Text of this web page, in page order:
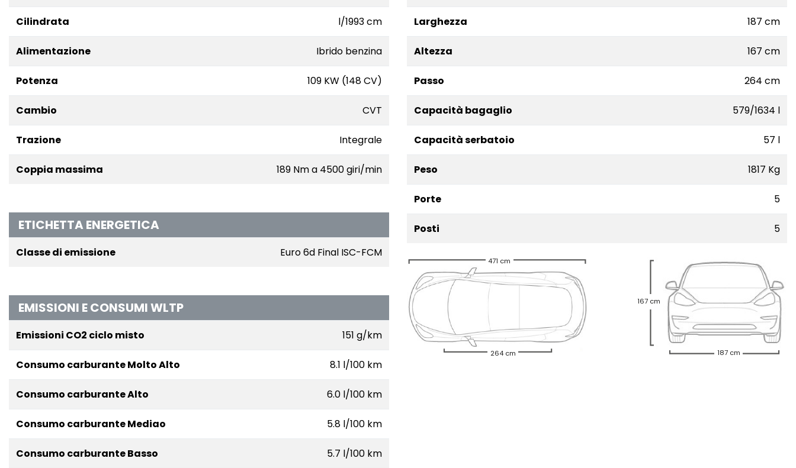
Cilindrata l/1993 cm
Alimentazione Ibrido benzina
Potenza 109 KW (148 CV)
Cambio CVT
Trazione Integrale
Coppia massima 189 Nm a 4500 giri/min
ETICHETTA ENERGETICA
Classe di emissione Euro 6d Final ISC-FCM
EMISSIONI E CONSUMI WLTP
Emissioni CO2 ciclo misto 151 g/km
Consumo carburante Molto Alto 8.1 l/100 km
Consumo carburante Alto 6.0 l/100 km
Consumo carburante Mediao 5.8 l/100 km
Consumo carburante Basso 5.7 l/100 km
Larghezza 187 cm
Altezza 167 cm
Passo 264 cm
Capacità bagaglio 579/1634 l
Capacità serbatoio 57 l
Peso 1817 Kg
Porte 5
Posti 5
471 cm
264 cm
167 cm
187 cm